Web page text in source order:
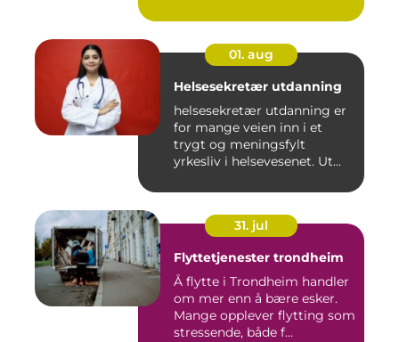
01. aug
Helsesekretær utdanning
helsesekretær utdanning er
for mange veien inn i et
trygt og meningsfylt
yrkesliv i helsevesenet. Ut...
31. jul
Flyttetjenester trondheim
Å flytte i Trondheim handler
om mer enn å bære esker.
Mange opplever flytting som
stressende, både f...